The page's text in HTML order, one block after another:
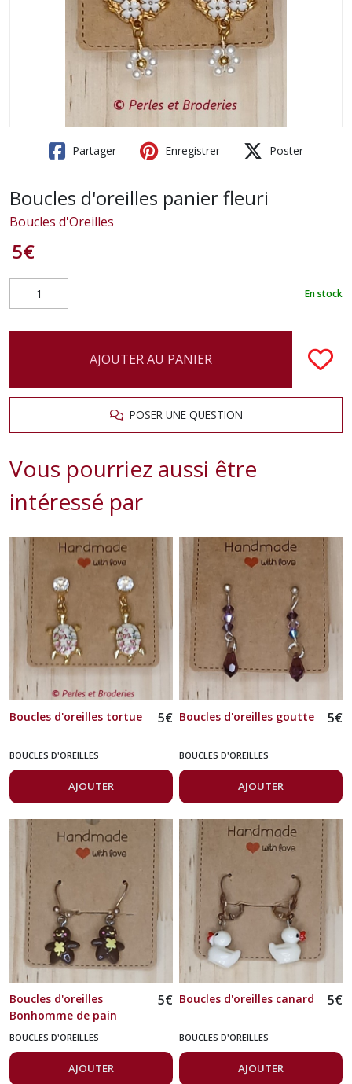
Partager Enregistrer Poster
Boucles d'oreilles panier fleuri
Boucles d'Oreilles
5€
En stock
AJOUTER AU PANIER
POSER UNE QUESTION
Vous pourriez aussi être
intéressé par
Boucles d'oreilles tortue 5€
BOUCLES D'OREILLES
AJOUTER
Boucles d'oreilles goutte 5€
BOUCLES D'OREILLES
AJOUTER
Boucles d'oreilles
Bonhomme de pain
d'épices
5€
BOUCLES D'OREILLES
AJOUTER
Boucles d'oreilles canard 5€
BOUCLES D'OREILLES
AJOUTER